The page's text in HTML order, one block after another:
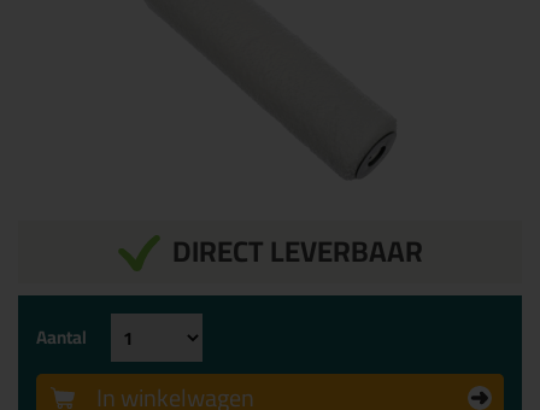
DIRECT LEVERBAAR
Aantal
In winkelwagen